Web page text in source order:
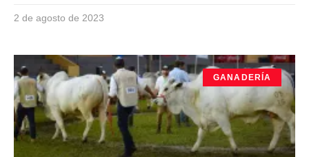
2 de agosto de 2023
GANADERÍA